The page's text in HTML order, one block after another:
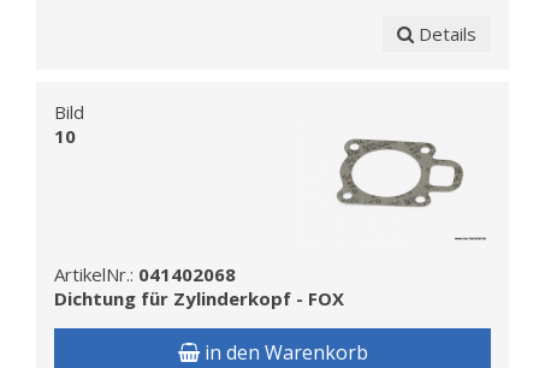
Details
Bild
10
ArtikelNr.: 041402068
Dichtung für Zylinderkopf - FOX
in den Warenkorb